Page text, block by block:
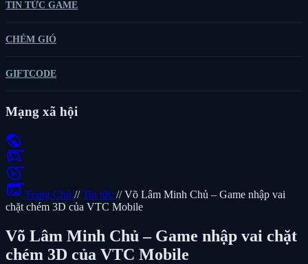
TIN TỨC GAME
CHÉM GIÓ
GIFTCODE
Mạng xã hội
public
sports_esports
play_circle
terminal Trang Chủ // Tin tức // Võ Lâm Minh Chủ – Game nhập vai
chặt chém 3D của VTC Mobile
Võ Lâm Minh Chủ – Game nhập vai chặt
chém 3D của VTC Mobile